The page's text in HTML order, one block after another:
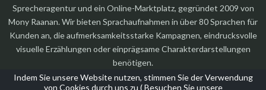
Indem Sie unsere Website nutzen, stimmen Sie der Verwendung
von Cookies durch uns zu (Besuchen Sie unsere
Sprecheragentur und ein Online-Marktplatz, gegründet 2009 von
Mony Raanan. Wir bieten Sprachaufnahmen in über 80 Sprachen für
Kunden an, die aufmerksamkeitsstarke Kampagnen, eindrucksvolle
visuelle Erzählungen oder einprägsame Charakterdarstellungen
benötigen.